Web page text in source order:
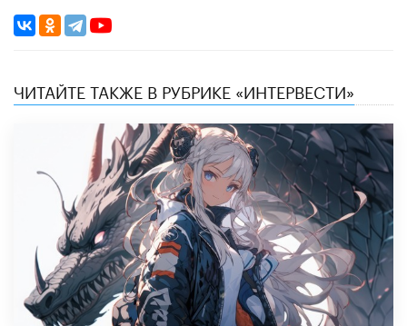
ЧИТАЙТЕ ТАКЖЕ В РУБРИКЕ «ИНТЕРВЕСТИ»